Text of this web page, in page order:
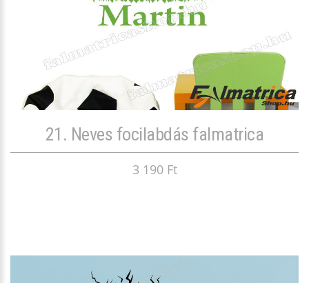
21. Neves focilabdás falmatrica
3 190 Ft